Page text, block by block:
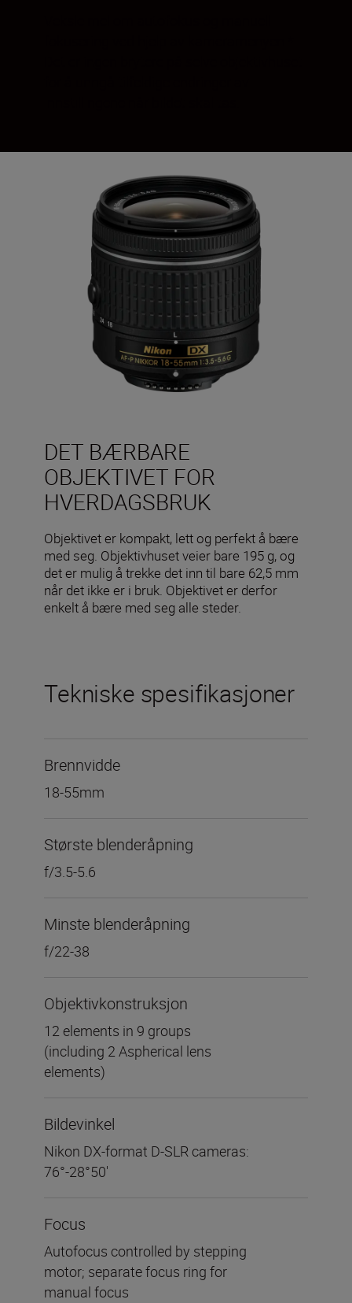
DET BÆRBARE
OBJEKTIVET FOR
HVERDAGSBRUK
Objektivet er kompakt, lett og perfekt å bære
med seg. Objektivhuset veier bare 195 g, og
det er mulig å trekke det inn til bare 62,5 mm
når det ikke er i bruk. Objektivet er derfor
enkelt å bære med seg alle steder.
Tekniske spesifikasjoner
Brennvidde
18-55mm
Største blenderåpning
f/3.5-5.6
Minste blenderåpning
f/22-38
Objektivkonstruksjon
12 elements in 9 groups
(including 2 Aspherical lens
elements)
Bildevinkel
Nikon DX-format D-SLR cameras:
76°-28°50′
Focus
Autofocus controlled by stepping
motor; separate focus ring for
manual focus